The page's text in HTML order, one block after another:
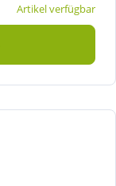
Artikel verfügbar